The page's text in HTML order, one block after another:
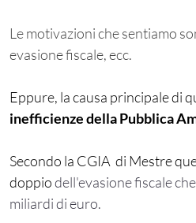
Le motivazioni che sentiamo
evasione fiscale, ecc.
Eppure, la causa principale di
inefficienze della Pubblica
Secondo la CGIA  di Mestre
doppio dell'evasione fiscale
miliardi di euro.